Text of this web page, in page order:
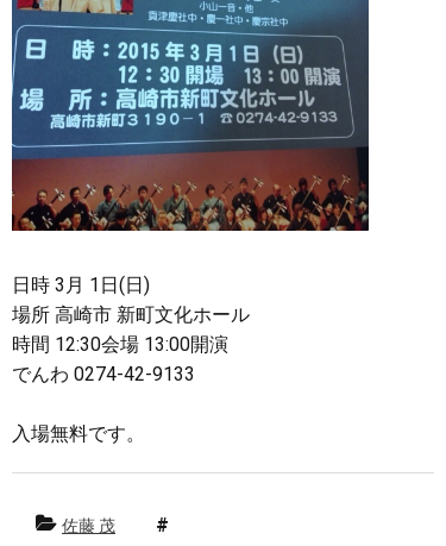
日時 3月 1日(日)
場所 高崎市 新町文化ホール
時間 12:30会場 13:00開演
でんわ 0274-42-9133
入場無料です。
佐藤 茂